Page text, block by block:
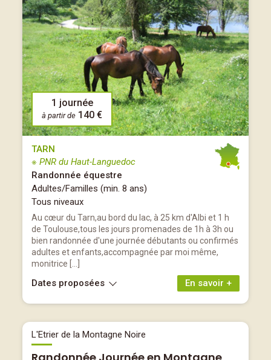
1 journée
à partir de 140 €
TARN
※ PNR du Haut-Languedoc
Randonnée équestre
Adultes/Familles (min. 8 ans)
Tous niveaux
Au cœur du Tarn,au bord du lac, à 25 km d'Albi et 1 h
de Toulouse,tous les jours promenades de 1h à 3h ou
bien randonnée d'une journée débutants ou confirmés
adultes et enfants,accompagnée par moi même,
monitrice […]
En savoir +
Dates proposées
L'Etrier de la Montagne Noire